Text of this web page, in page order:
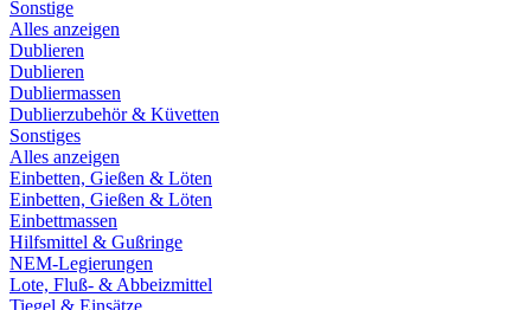
Sonstige
Alles anzeigen
Dublieren
Dublieren
Dubliermassen
Dublierzubehör & Küvetten
Sonstiges
Alles anzeigen
Einbetten, Gießen & Löten
Einbetten, Gießen & Löten
Einbettmassen
Hilfsmittel & Gußringe
NEM-Legierungen
Lote, Fluß- & Abbeizmittel
Tiegel & Einsätze